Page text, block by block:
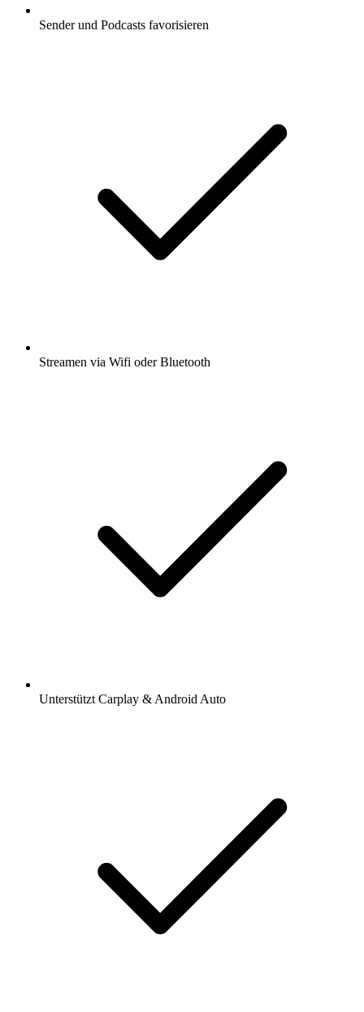
Sender und Podcasts favorisieren
Streamen via Wifi oder Bluetooth
Unterstützt Carplay & Android Auto